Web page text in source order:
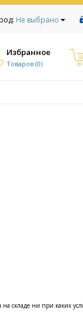
Не выбрано
Избранное
Товаров (0)
складе ни при каких